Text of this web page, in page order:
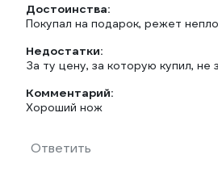
Достоинства:
Покупал на подарок, режет
Недостатки:
За ту цену, за которую купил, не
Комментарий:
Хороший нож
Ответить